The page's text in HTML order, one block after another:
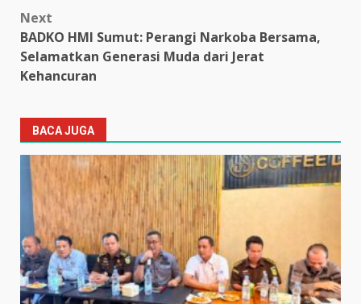
Next
BADKO HMI Sumut: Perangi Narkoba Bersama,
Selamatkan Generasi Muda dari Jerat
Kehancuran
BACA JUGA